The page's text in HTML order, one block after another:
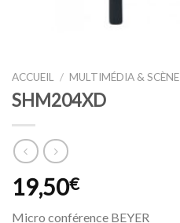
ACCUEIL / MULTIMÉDIA & SCÈNE
SHM204XD
19,50€
Micro conférence BEYER